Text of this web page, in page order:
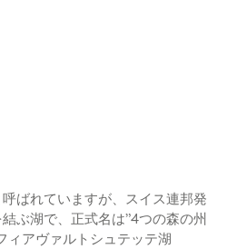
ばれていますが、スイス連邦発
ぶ湖で、正式名は”4つの森の州
ィアヴァルトシュテッテ湖